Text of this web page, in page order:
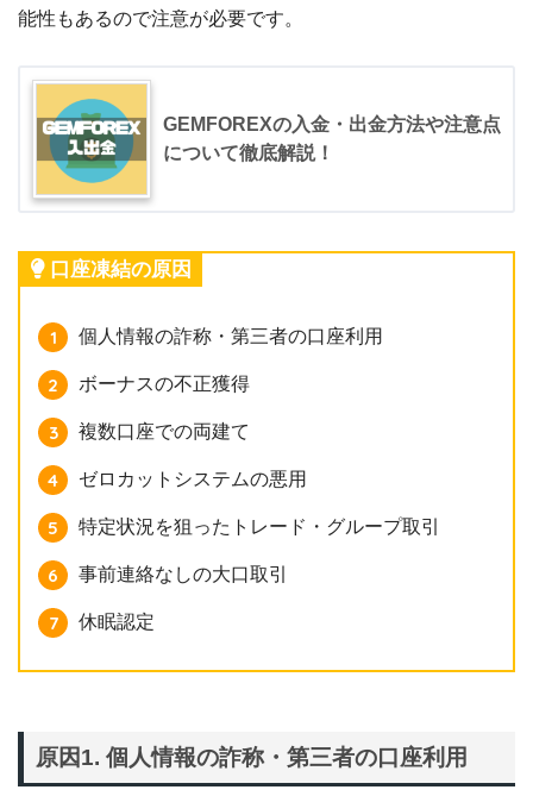
能性もあるので注意が必要です。
GEMFOREXの入金・出金方法や注意点
について徹底解説！
口座凍結の原因
個人情報の詐称・第三者の口座利用
ボーナスの不正獲得
複数口座での両建て
ゼロカットシステムの悪用
特定状況を狙ったトレード・グループ取引
事前連絡なしの大口取引
休眠認定
原因1. 個人情報の詐称・第三者の口座利用